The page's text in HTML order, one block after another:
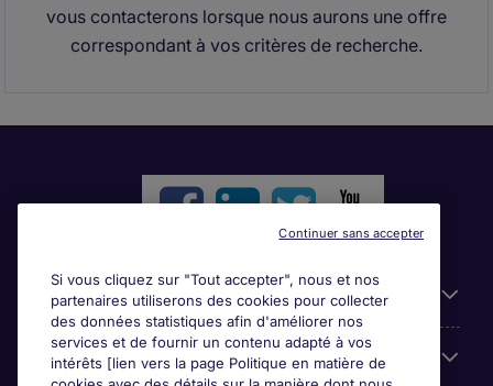
vous contacterons lorsque nous aurons une offre
correspondant à vos critères de recherche.
Liens utiles
Parcourir nos offres
Si vous cliquez sur "Tout accepter", nous et nos
partenaires utiliserons des cookies pour collecter
des données statistiques afin d'améliorer nos
services et de fournir un contenu adapté à vos
intérêts [lien vers la page Politique en matière de
Continuer sans accepter